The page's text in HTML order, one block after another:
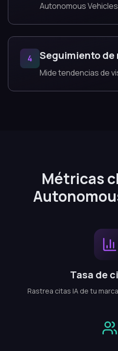
Autonomous
4 Seguimiento
Mide tendencias de
Métricas
Tasa de
Rastrea citas IA de tu